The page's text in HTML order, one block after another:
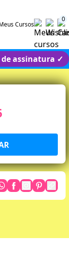
Cursos
0
de assinatura ✓